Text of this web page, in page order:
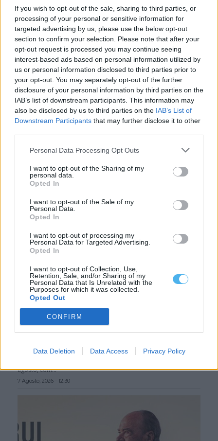
If you wish to opt-out of the sale, sharing to third parties, or
processing of your personal or sensitive information for
targeted advertising by us, please use the below opt-out
section to confirm your selection. Please note that after your
opt-out request is processed you may continue seeing
interest-based ads based on personal information utilized by
us or personal information disclosed to third parties prior to
your opt-out. You may separately opt-out of the further
disclosure of your personal information by third parties on the
IAB’s list of downstream participants. This information may
also be disclosed by us to third parties on the IAB’s List of
Downstream Participants that may further disclose it to other
Personal Data Processing Opt Outs
I want to opt-out of the Sharing of my
personal data.
Opted In
I want to opt-out of the Sale of my
Personal Data.
Opted In
I want to opt-out of processing my
Personal Data for Targeted Advertising.
Opted In
I want to opt-out of Collection, Use,
Retention, Sale, and/or Sharing of my
Personal Data that Is Unrelated with the
Purposes for which it was collected.
Opted Out
CONFIRM
Data Deletion Data Access Privacy Policy
esperam mais de 400 mil visitantes
Cerca de 400 mil pessoas são esperadas nas Festas do Povo de
Campo Maior,...
7 Agosto, 2026 - 17:30
Festas do Povo 2026: GNR reforça segurança em Campo Maior
O Comando Territorial de Portalegre da GNR está a executar uma
7 Agosto, 2026 - 17:21
Festas do Povo de Campo Maior arrancam este sábado com
presença do Presidente da República
agosto, com...
7 Agosto, 2026 - 12:30